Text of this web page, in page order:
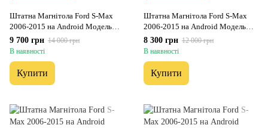
Штатна Магнітола Ford S-Max
2006-2015 на Android Модель
XYAuto-5760-8octa-4G-DSP-
CarPlay
9 700 грн 14 000 грн
В наявності
Купити
Штатна Магнітола Ford S-Max
2006-2015 на Android Модель
XYAuto-7212-8octa-CarPlay
8 300 грн 12 000 грн
В наявності
Купити